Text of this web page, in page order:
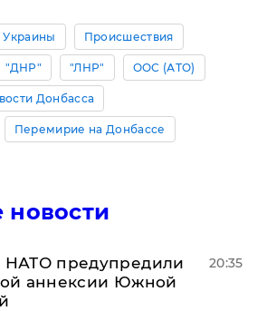
Происшествия
"ДНР" "ЛНР" ООС (АТО)
Донбасса
Перемирие на Донбассе
новости
НАТО предупредили
аннексии Южной
20:35